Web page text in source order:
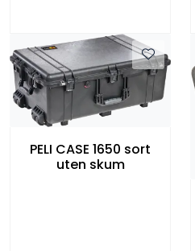
PELI CASE 1650 sort
uten skum